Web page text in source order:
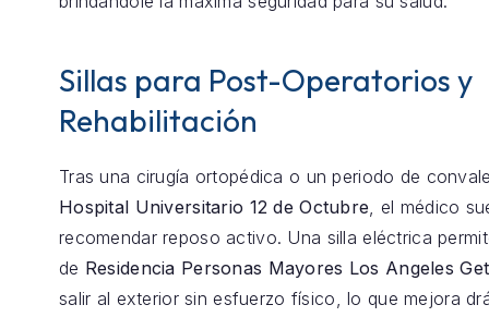
Sillas para Post-Operatorios y
Rehabilitación
Tras una cirugía ortopédica o un periodo de
Hospital Universitario 12 de Octubre, el médico
recomendar reposo activo. Una silla eléctrica
de Residencia Personas Mayores Los Angeles
salir al exterior sin esfuerzo físico, lo que mejora